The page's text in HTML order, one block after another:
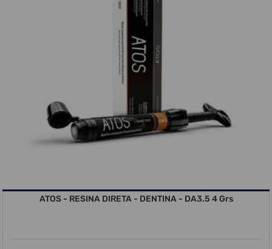
ATOS - RESINA DIRETA - DENTINA - DA3.5 4 Grs